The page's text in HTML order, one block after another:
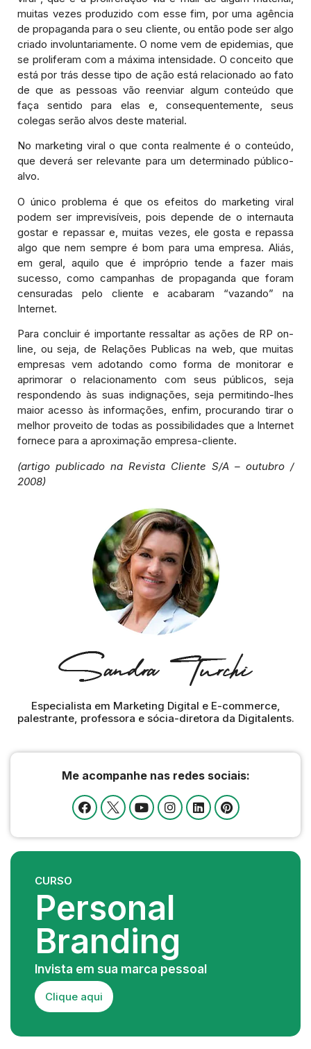
muitas vezes produzido com esse fim, por uma agência
de propaganda para o seu cliente, ou então pode ser algo
criado involuntariamente. O nome vem de epidemias, que
se proliferam com a máxima intensidade. O conceito que
está por trás desse tipo de ação está relacionado ao fato
de que as pessoas vão reenviar algum conteúdo que
faça sentido para elas e, consequentemente, seus
colegas serão alvos deste material.
No marketing viral o que conta realmente é o conteúdo,
que deverá ser relevante para um determinado público-
alvo.
O único problema é que os efeitos do marketing viral
podem ser imprevisíveis, pois depende de o internauta
gostar e repassar e, muitas vezes, ele gosta e repassa
algo que nem sempre é bom para uma empresa. Aliás,
em geral, aquilo que é impróprio tende a fazer mais
sucesso, como campanhas de propaganda que foram
censuradas pelo cliente e acabaram “vazando” na
Internet.
Para concluir é importante ressaltar as ações de RP on-
line, ou seja, de Relações Publicas na web, que muitas
empresas vem adotando como forma de monitorar e
aprimorar o relacionamento com seus públicos, seja
respondendo às suas indignações, seja permitindo-lhes
maior acesso às informações, enfim, procurando tirar o
melhor proveito de todas as possibilidades que a Internet
fornece para a aproximação empresa-cliente.
(artigo publicado na Revista Cliente S/A – outubro /
2008)
Especialista em Marketing Digital e E-commerce,
palestrante, professora e sócia-diretora da Digitalents.
Me acompanhe nas redes sociais:
CURSO
Personal
Branding
Invista em sua marca pessoal
Clique aqui